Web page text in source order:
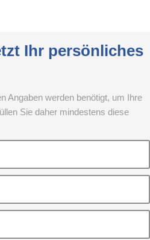
Ihr persönliches
Angaben werden benötigt, um Ihre
Sie daher mindestens diese